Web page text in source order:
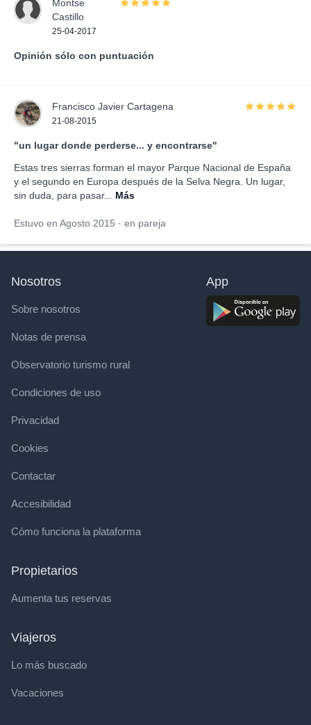
Montse
Castillo
25-04-2017
Opinión sólo con puntuación
Francisco Javier Cartagena
21-08-2015
"un lugar donde perderse... y encontrarse"
Estas tres sierras forman el mayor Parque Nacional de España
y el segundo en Europa después de la Selva Negra. Un lugar,
sin duda, para pasar...
Más
Estuvo en Agosto 2015 · en pareja
Nosotros
Sobre nosotros
Notas de prensa
Observatorio turismo rural
Condiciones de uso
Privacidad
Cookies
Contactar
Accesibilidad
Cómo funciona la plataforma
Propietarios
Aumenta tus reservas
Viajeros
Lo más buscado
Vacaciones
App